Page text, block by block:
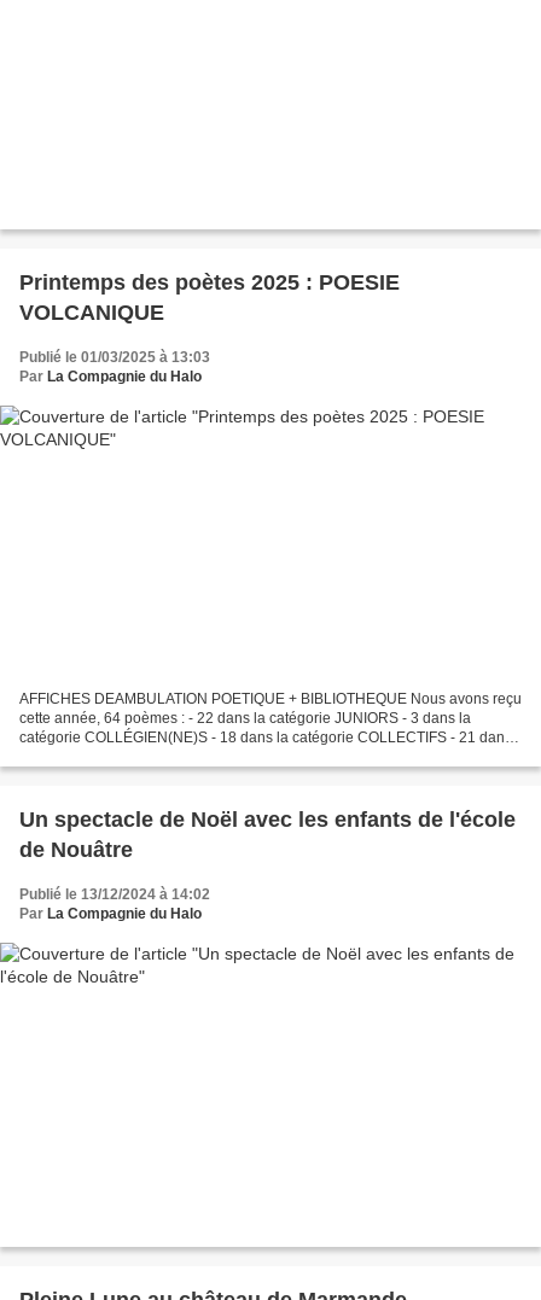
Printemps des poètes 2025 : POESIE
VOLCANIQUE
Publié le 01/03/2025 à 13:03
Par La Compagnie du Halo
AFFICHES DEAMBULATION POETIQUE + BIBLIOTHEQUE Nous avons reçu
cette année, 64 poèmes : - 22 dans la catégorie JUNIORS - 3 dans la
catégorie COLLÉGIEN(NE)S - 18 dans la catégorie COLLECTIFS - 21 dans
Un spectacle de Noël avec les enfants de l'école
de Nouâtre
Publié le 13/12/2024 à 14:02
Par La Compagnie du Halo